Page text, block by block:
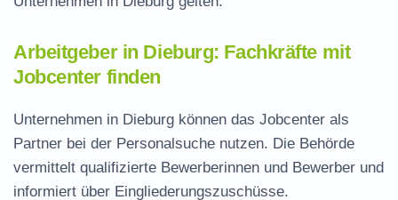
Arbeitgeber in Dieburg: Fachkräfte mit
Jobcenter finden
Unternehmen in Dieburg können das Jobcenter als
Partner bei der Personalsuche nutzen. Die Behörde
vermittelt qualifizierte Bewerberinnen und Bewerber und
informiert über Eingliederungszuschüsse.